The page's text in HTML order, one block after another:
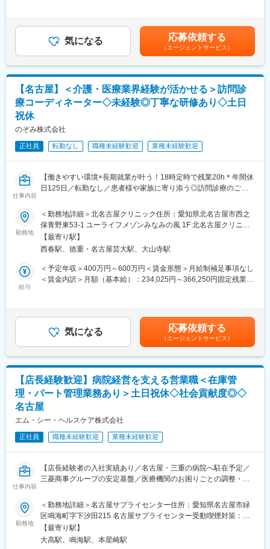
で、医療法人社団進興会の運営業務を行っております。健診施設
として東京23区内に8施設、その他、立川地区、名古屋地区、仙
台地区に施設を構え、企業の定期健康診断から各種人間ドックま
で幅広く対応しております。今春のリゾートトラスト及びオリッ
クスとの資本提携により、グループ力を生かしたVIP健診の展開
や、営業力の強化を通じて日本有数の健診機関としての地位を確
実なものにしていきます。
■業務詳細
1日10件程度、病院や居宅支援事業所を訪問し、ハローケアのサ
ービスをご案内します。訪問を通じて、お困りごとをヒアリング
具体的には、介護施設を探している患者様を紹介してもらいま
す。
利用を通じて専門職の方に最適な連絡頻度やサービス提供方法を
介がもらえる関係を築きます。専門職の方が担当している患者様
■配属先
30代中心で、将来のリーダー候補として互いに切磋琢磨し、高め
合える環境です
■当社の魅力
組織が横に広がっているため、チームを率いる役割が必然的に増
えています。
「何を達成すれば、いつ上の階層へ進めるか」を完全に可視化。
社歴に関わらず実績次第で評価されるため、家族のための早期年
収アップやキャリアアップを、自らの手で実現できます。
■働く環境について
名駅直結、フリーアドレスの開放的なオフィス。平均31.7歳と若
く、社長に直接意見が通るフラットな組織です。年次不問で合理
的な意見が即採用されるため、現場の判断でスピーディーに成果
を追える環境です。
■【SNS】https://www.instagram.com/caresystemgram
社員インタビューなど随時更新中
変更の範囲：会社の定める業務
（一律手当を含む）＜昇給有無＞有＜残業手当＞有＜給与補足＞
その他：2種類の役職手当など加算あり。■昇給：年1回■賞与：年
2回■年収例・年収700万円／31歳・入社4年目／アシスタント
MGR（月給48万円＋諸手当＋賞与）・年収550万円／30歳・入社
3年目／リーダー（月給30万円＋諸手当＋賞与）賃金はあくまで
も目安の金額であり、選考を通じて上下する可能性があります。
月給(月額)は固定手当を含めた表記です。
気になる 応募依頼する
（エージェントサービス）
【名古屋】＜介護・医療業界経験が活かせる＞訪問診
療コーディネーター◇未経験◎丁寧な研修あり◇土日
祝休
のぞみ株式会社
正社員 転勤なし 職種未経験歓迎 業種未経験歓迎
仕事内容
【働きやすい環境×長期就業が叶う！18時定時で残業20h＊年間休
日125日／転勤なし／患者様や家族に寄り添う◎訪問診療のご紹
★介護・医療の業界経験を活かしながら、患者様・ご家族・施設
をつなぐ地域医療のコーディネーターとして活躍いただきます。
働き方改善や、長期就業が叶うポジションです★
＜ご経験が活かせるポイント＞
・利用者様やご家族、介護施設との関係づくりを行ってきた方
■職務内容：
当社グループ企業である医療法人（訪問診療クリニック）にて、
ノルマはなく、介護施設やケアマネジャーとの信頼関係を築きな
がら、訪問診療を必要とする患者様を医療につなぐ役割です。
★当社の訪問診療は、介護施設など施設訪問が8割程度、個人宅へ
の訪問が1～2割程度となります。
人で駐在することはありません）。
◎介護施設等への営業活動（集患業務）
└当クリニックを紹介したり、取引ある介護施設へは、より介護
◎クリニック運営
・ドクターの診療スケジュールの作成
・新規患者への診療サービス説明
勤務地
＜勤務地詳細＞北名古屋クリニック住所：愛知県北名古屋市西之
保青野東53-1 ユーライフメゾンみなみの風 1F 北名古屋クリニッ
ク勤務地最寄駅：名鉄犬山線／西春駅受動喫煙対策：屋内全面禁
煙変更の範囲：無
【最寄り駅】
西春駅、徳重・名古屋芸大駅、大山寺駅
給与
＜予定年収＞400万円～600万円＜賃金形態＞月給制補足事項なし
＜賃金内訳＞月額（基本給）：234,025円～366,250円固定残業手
＞※上記年収は、経験に応じ決定します。■昇級：年1回■賞与あり
（業績により支給）※モデル年収※係長（30代）500万円課長（40
代）700万円部長（40代）800万円賃金はあくまでも目安の金額で
あり、選考を通じて上下する可能性があります。月給(月額)は固定
手当を含めた表記です。
気になる 応募依頼する
（エージェントサービス）
【店長経験歓迎】病院経営を支える営業職＜在庫管
理・パート管理業務あり＞土日祝休◇社会貢献度◎◇
名古屋
エム・シー・ヘルスケア株式会社
正社員 職種未経験歓迎 業種未経験歓迎
仕事内容
【店長経験者の入社実績あり／名古屋・三重の病院へ駐在予定／
三菱商事グループの安定基盤／医療機関のお困りごとの調整・解
■職務内容：
当社は、病院経営のパートナーとして、病院で使用する医療材料
や医薬品の調達、物品管理や、医療材料費に関する削減の提案を
行っております。
勤務地
＜勤務地詳細＞名古屋サプライセンター住所：愛知県名古屋市緑
区鳴海町字下汐田215 名古屋サプライセンター受動喫煙対策：屋
内全面禁煙変更の範囲：会社の定める事業所
【最寄り駅】
大高駅、鳴海駅、本星崎駅